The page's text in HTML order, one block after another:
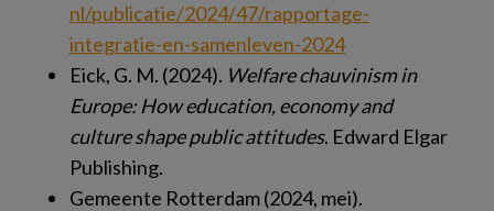
nl/publicatie/2024/47/rapportage-
integratie-en-samenleven-2024
Eick, G. M. (2024). Welfare chauvinism in
Europe: How education, economy and
culture shape public attitudes. Edward Elgar
Publishing.
Gemeente Rotterdam (2024, mei).